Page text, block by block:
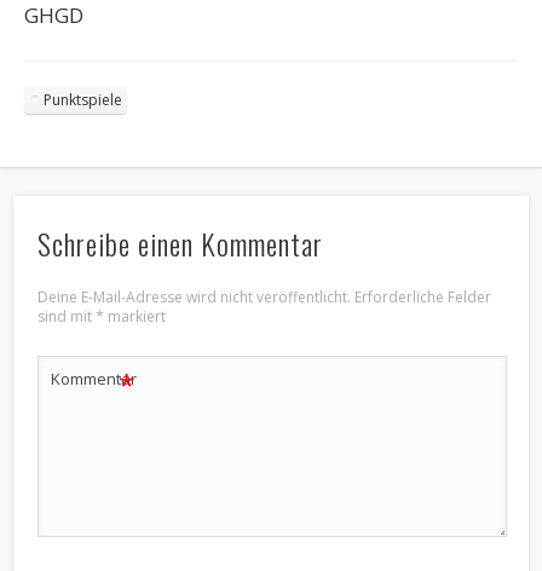
GHGD
Punktspiele
Schreibe einen Kommentar
Deine E-Mail-Adresse wird nicht veröffentlicht. Erforderliche Felder
sind mit* markiert
Kommentar
*